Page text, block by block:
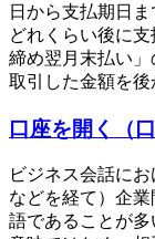
日から支払期日
どれくらい後に
締め翌月末払い
取引した金額を
口座を開く（
ビジネス会話に
などを経て）企
語であることが